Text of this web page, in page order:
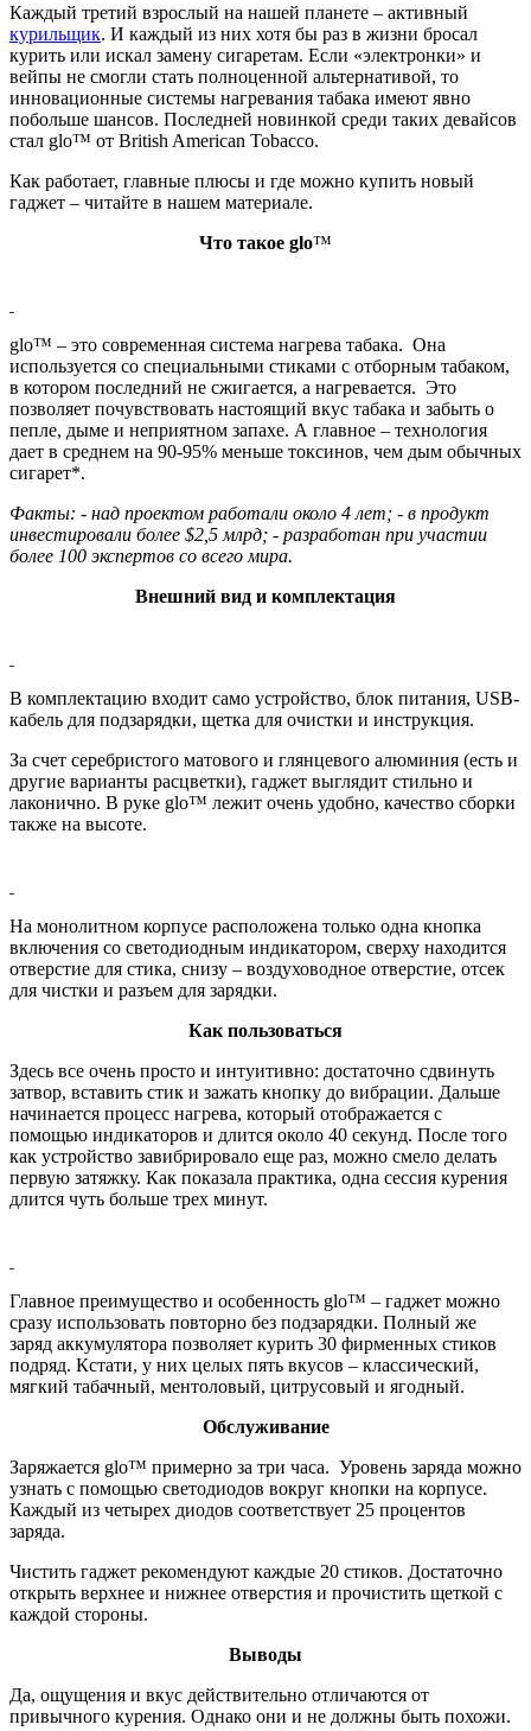
Каждый третий взрослый на нашей планете – активный
курильщик. И каждый из них хотя бы раз в жизни бросал
курить или искал замену сигаретам. Если «электронки» и
вейпы не смогли стать полноценной альтернативой, то
инновационные системы нагревания табака имеют явно
побольше шансов. Последней новинкой среди таких девайсов
стал glo™ от British American Tobacco.
Как работает, главные плюсы и где можно купить новый
гаджет – читайте в нашем материале.
Что такое glo™
glo™ – это современная система нагрева табака. Она
используется со специальными стиками с отборным табаком,
в котором последний не сжигается, а нагревается. Это
позволяет почувствовать настоящий вкус табака и забыть о
пепле, дыме и неприятном запахе. А главное – технология
дает в среднем на 90-95% меньше токсинов, чем дым обычных
сигарет*.
Факты: - над проектом работали около 4 лет; - в продукт
инвестировали более $2,5 млрд; - разработан при участии
более 100 экспертов со всего мира.
Внешний вид и комплектация
В комплектацию входит само устройство, блок питания, USB-
кабель для подзарядки, щетка для очистки и инструкция.
За счет серебристого матового и глянцевого алюминия (есть и
другие варианты расцветки), гаджет выглядит стильно и
лаконично. В руке glo™ лежит очень удобно, качество сборки
также на высоте.
На монолитном корпусе расположена только одна кнопка
включения со светодиодным индикатором, сверху находится
отверстие для стика, снизу – воздуховодное отверстие, отсек
для чистки и разъем для зарядки.
Как пользоваться
Здесь все очень просто и интуитивно: достаточно сдвинуть
затвор, вставить стик и зажать кнопку до вибрации. Дальше
начинается процесс нагрева, который отображается с
помощью индикаторов и длится около 40 секунд. После того
как устройство завибрировало еще раз, можно смело делать
первую затяжку. Как показала практика, одна сессия курения
длится чуть больше трех минут.
Главное преимущество и особенность glo™ – гаджет можно
сразу использовать повторно без подзарядки. Полный же
заряд аккумулятора позволяет курить 30 фирменных стиков
подряд. Кстати, у них целых пять вкусов – классический,
мягкий табачный, ментоловый, цитрусовый и ягодный.
Обслуживание
Заряжается glo™ примерно за три часа. Уровень заряда можно
узнать с помощью светодиодов вокруг кнопки на корпусе.
Каждый из четырех диодов соответствует 25 процентов
заряда.
Чистить гаджет рекомендуют каждые 20 стиков. Достаточно
открыть верхнее и нижнее отверстия и прочистить щеткой с
каждой стороны.
Выводы
Да, ощущения и вкус действительно отличаются от
привычного курения. Однако они и не должны быть похожи.